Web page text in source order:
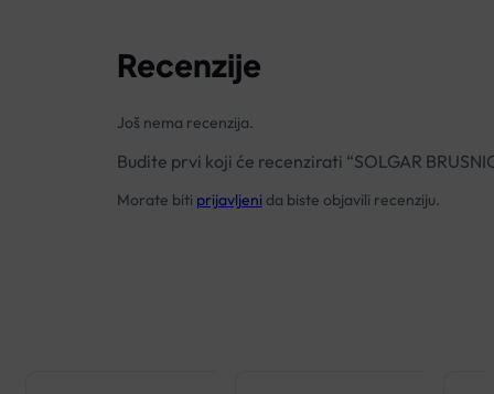
Recenzije
Još nema recenzija.
Budite prvi koji će recenzirati “SOLGAR
Morate biti prijavljeni da biste objavili recenziju.